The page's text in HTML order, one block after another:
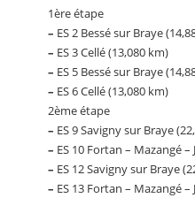
1ère étape
– ES 2 Bessé sur Braye
– ES 3 Cellé (13,080 km)
– ES 5 Bessé sur Braye
– ES 6 Cellé (13,080 km)
2ème étape
– ES 9 Savigny sur Braye
– ES 10 Fortan – Mazangé –
– ES 12 Savigny sur Braye
– ES 13 Fortan – Mazangé –